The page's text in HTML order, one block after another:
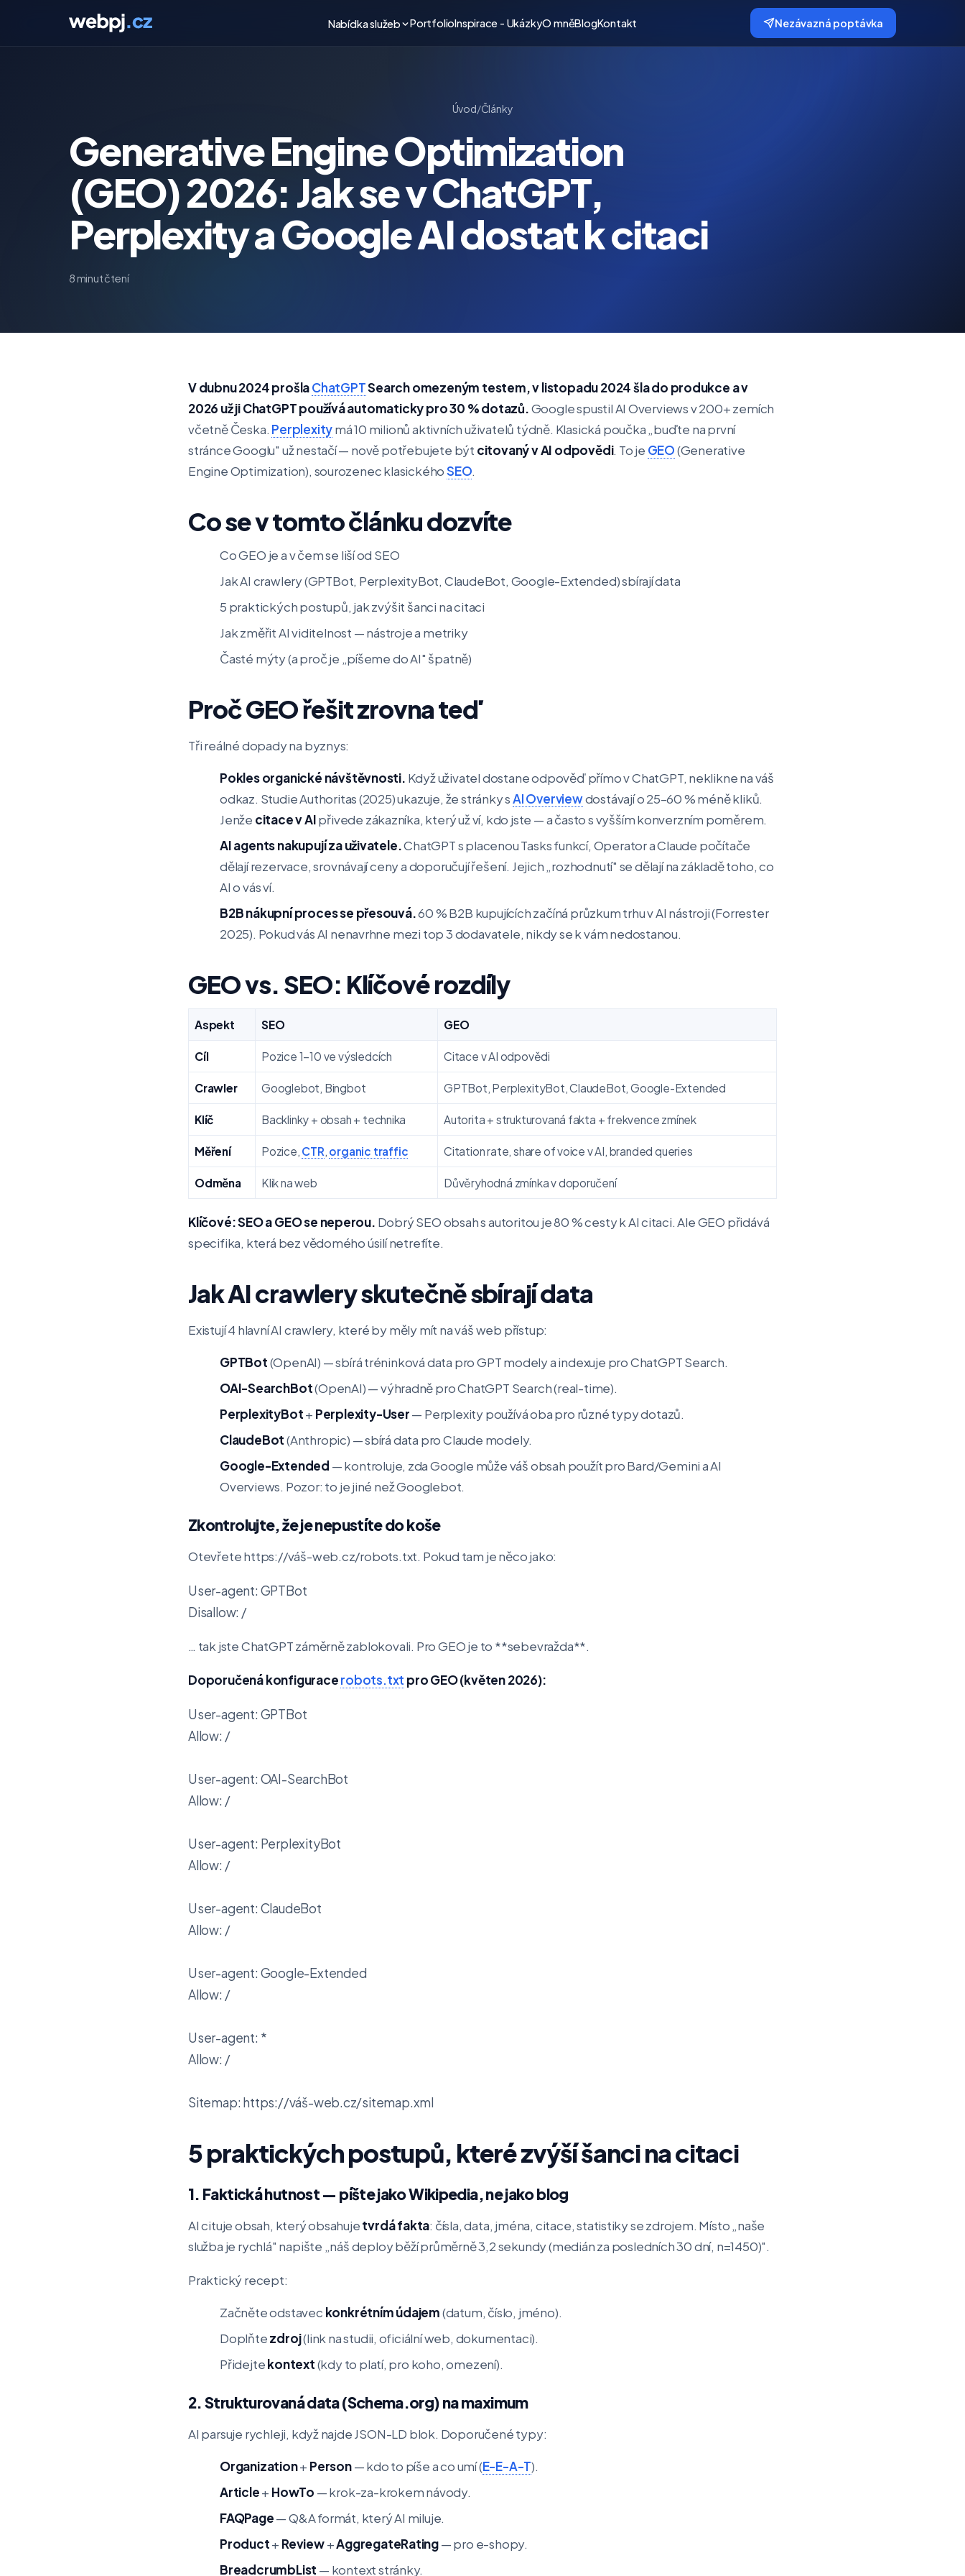
Nabídka služeb PortfolioInspirace - UkázkyO mněBlogKontakt Nezávazná poptávka
Úvod/Články
Generative Engine Optimization
(GEO) 2026: Jak se v ChatGPT,
Perplexity a Google AI dostat k citaci
8 minut čtení
V dubnu 2024 prošlaChatGPTSearch omezeným testem, v listopadu 2024 šla do produkce a v
2026 už ji ChatGPT používá automaticky pro 30 % dotazů.Google spustil AI Overviews v 200+ zemích
včetně Česka. Perplexitymá 10 milionů aktivních uživatelů týdně. Klasická poučka „buďte na první
stránce Googlu" už nestačí — nově potřebujete být citovaný v AI odpovědi. To je GEO(Generative
Engine Optimization), sourozenec klasickéhoSEO.
Co se v tomto článku dozvíte
Co GEO je a v čem se liší od SEO
Jak AI crawlery (GPTBot, PerplexityBot, ClaudeBot, Google-Extended) sbírají data
5 praktických postupů, jak zvýšit šanci na citaci
Jak změřit AI viditelnost — nástroje a metriky
Časté mýty (a proč je „píšeme do AI" špatně)
Proč GEO řešit zrovna teď
Tři reálné dopady na byznys:
Pokles organické návštěvnosti. Když uživatel dostane odpověď přímo v ChatGPT, neklikne na váš
odkaz. Studie Authoritas (2025) ukazuje, že stránky sAI Overviewdostávají o 25–60 % méně kliků.
Jenže citace v AIpřivede zákazníka, který už ví, kdo jste — a často s vyšším konverzním poměrem.
AI agents nakupují za uživatele.ChatGPT s placenou Tasks funkcí, Operator a Claude počítače
dělají rezervace, srovnávají ceny a doporučují řešení. Jejich „rozhodnutí" se dělají na základě toho, co
AI o vás ví.
B2B nákupní proces se přesouvá.60 % B2B kupujících začíná průzkum trhu v AI nástroji (Forrester
2025). Pokud vás AI nenavrhne mezi top 3 dodavatele, nikdy se k vám nedostanou.
GEO vs. SEO: Klíčové rozdíly
Aspekt SEO GEO
Cíl Pozice 1–10 ve výsledcích Citace v AI odpovědi
Crawler Googlebot, Bingbot GPTBot, PerplexityBot, ClaudeBot, Google-Extended
Klíč Backlinky + obsah + technika Autorita + strukturovaná fakta + frekvence zmínek
Měření Pozice, CTR, organic traffic Citation rate, share of voice v AI, branded queries
Odměna Klik na web Důvěryhodná zmínka v doporučení
Klíčové: SEO a GEO se neperou. Dobrý SEO obsah s autoritou je 80 % cesty k AI citaci. Ale GEO přidává
specifika, která bez vědomého úsilí netrefíte.
Jak AI crawlery skutečně sbírají data
Existují 4 hlavní AI crawlery, které by měly mít na váš web přístup:
GPTBot(OpenAI) — sbírá tréninková data pro GPT modely a indexuje pro ChatGPT Search.
OAI-SearchBot(OpenAI) — výhradně pro ChatGPT Search (real-time).
PerplexityBot+ Perplexity-User— Perplexity používá oba pro různé typy dotazů.
ClaudeBot(Anthropic) — sbírá data pro Claude modely.
Google-Extended — kontroluje, zda Google může váš obsah použít pro Bard/Gemini a AI
Overviews. Pozor: to jejiné než Googlebot.
Zkontrolujte, že je nepustíte do koše
Otevřetehttps://váš-web.cz/robots.txt. Pokud tam je něco jako:
User-agent: GPTBot
Disallow: /
… tak jste ChatGPT záměrně zablokovali. Pro GEO je to **sebevražda**.
Doporučená konfiguracerobots.txt pro GEO (květen 2026):
User-agent: GPTBot
Allow: /
User-agent: OAI-SearchBot
Allow: /
User-agent: PerplexityBot
Allow: /
User-agent: ClaudeBot
Allow: /
User-agent: Google-Extended
Allow: /
User-agent: *
Allow: /
Sitemap: https://váš-web.cz/sitemap.xml
5 praktických postupů, které zvýší šanci na citaci
1. Faktická hutnost — píšte jako Wikipedia, ne jako blog
AI cituje obsah, který obsahujetvrdá fakta: čísla, data, jména, citace, statistiky se zdrojem. Místo „naše
služba je rychlá" napište „náš deploy běží průměrně 3,2 sekundy (medián za posledních 30 dní, n=1450)".
Praktický recept:
Začněte odstavec konkrétním údajem(datum, číslo, jméno).
Doplňtezdroj(link na studii, oficiální web, dokumentaci).
Přidejtekontext(kdy to platí, pro koho, omezení).
2. Strukturovaná data (Schema.org) na maximum
AI parsuje rychleji, když najde JSON-LD blok. Doporučené typy:
Organization+ Person— kdo to píše a co umí (E-E-A-T).
Article+ HowTo — krok-za-krokem návody.
FAQPage— Q&A formát, který AI miluje.
Product+ Review+AggregateRating— pro e-shopy.
BreadcrumbList — kontext stránky.